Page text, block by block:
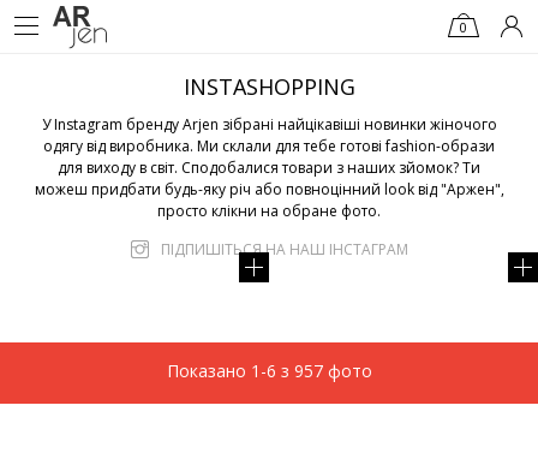
0
INSTASHOPPING
У Instagram бренду Arjen зібрані найцікавіші новинки жіночого
одягу від виробника. Ми склали для тебе готові fashion-образи
для виходу в світ. Сподобалися товари з наших зйомок? Ти
можеш придбати будь-яку річ або повноцінний look від "Аржен",
просто клікни на обране фото.
ПІДПИШІТЬСЯ НА НАШ ІНСТАГРАМ
Показано 1-6 з 957 фото